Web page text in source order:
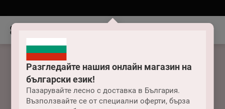
Разгледайте нашия онлайн магазин на
български език!
Пазарувайте лесно с доставка в България.
Възползвайте се от специални оферти, бърза